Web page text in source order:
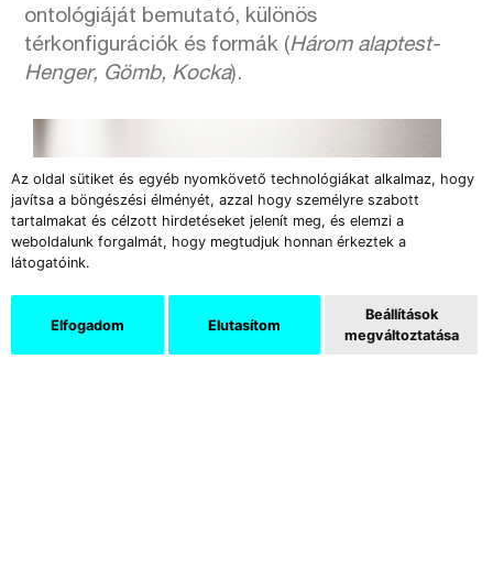
Az oldal sütiket és egyéb nyomkövető technológiákat alkalmaz, hogy
javítsa a böngészési élményét, azzal hogy személyre szabott
tartalmakat és célzott hirdetéseket jelenít meg, és elemzi a
weboldalunk forgalmát, hogy megtudjuk honnan érkeztek a
látogatóink.
Elfogadom Elutasítom
Beállítások
megváltoztatása
ontológiáját bemutató, különös
térkonfigurációk és formák (Három alaptest-
Henger, Gömb, Kocka).